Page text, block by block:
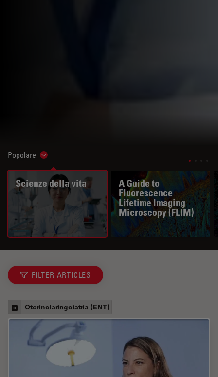
Popolare Show subnavigation
Scienze della vita
A Guide to
Fluorescence
Lifetime Imaging
Microscopy (FLIM)
FILTER ARTICLES
Otorinolaringoiatria (ENT)